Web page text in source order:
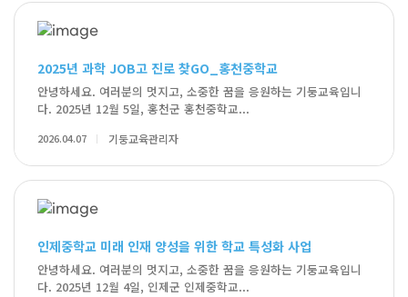
2025년 과학 JOB고 진로 찾GO_홍천중학교
안녕하세요. 여러분의 멋지고, 소중한 꿈을 응원하는 기둥교육입니
다. 2025년 12월 5일, 홍천군 홍천중학교...
2026.04.07 기둥교육관리자
인제중학교 미래 인재 양성을 위한 학교 특성화 사업
안녕하세요. 여러분의 멋지고, 소중한 꿈을 응원하는 기둥교육입니
다. 2025년 12월 4일, 인제군 인제중학교...